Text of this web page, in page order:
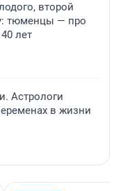
второй
тюменцы — про
лет
Астрологи
в жизни